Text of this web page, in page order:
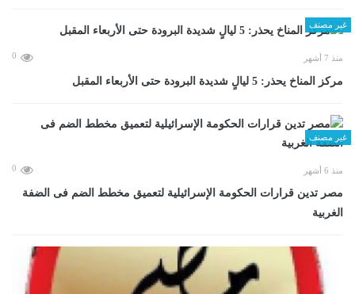
غير مصنف
منذ 7 أشهر 0
مركز المناخ يحذر: 5 ليالٍ شديدة البرودة حتى الأربعاء المقبل
غير مصنف
منذ 6 أشهر 0
مصر تدين قرارات الحكومة الإسرائيلية لتعميق مخطط الضم فى الضفة
الغربية